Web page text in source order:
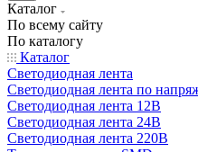
Каталог
По всему сайту
По каталогу
Каталог
Светодиодная лента
Светодиодная лента по
Светодиодная лента 12В
Светодиодная лента 24В
Светодиодная лента 220В